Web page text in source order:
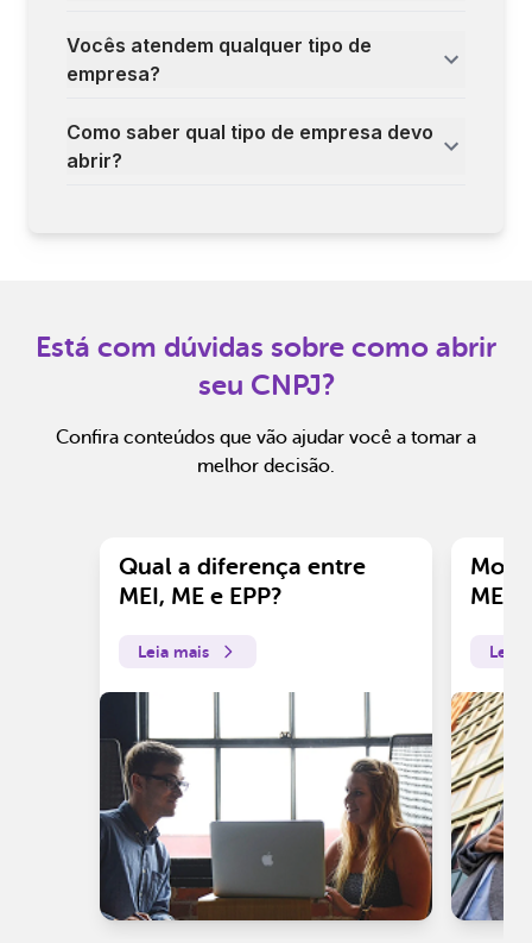
Vocês atendem qualquer tipo de
empresa?
Como saber qual tipo de empresa devo
abrir?
Está com dúvidas sobre como abrir
seu CNPJ?
Confira conteúdos que vão ajudar você a tomar a
melhor decisão.
Qual a diferença entre
MEI, ME e EPP?
Leia mais
ME?
Leia